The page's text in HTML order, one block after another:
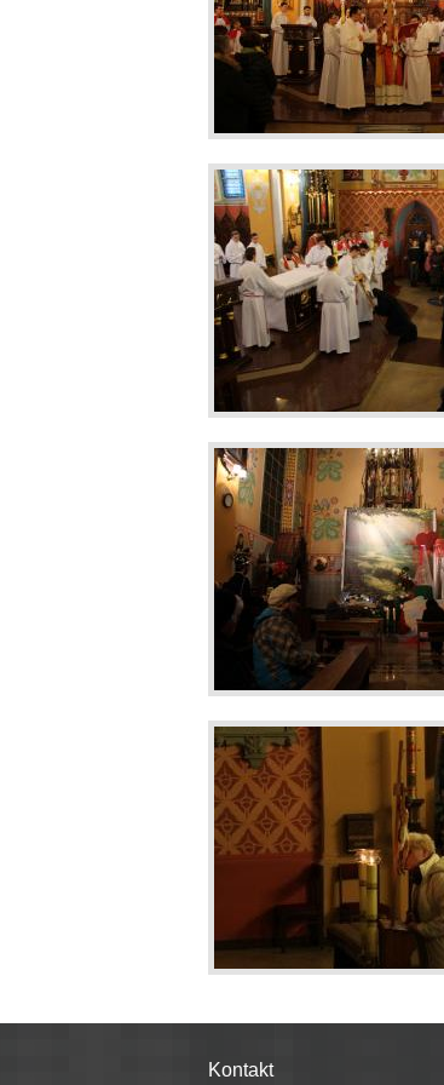
Kontakt